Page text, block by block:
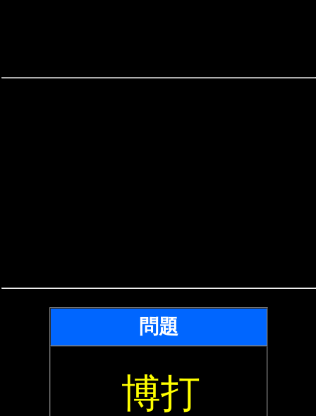
問題
博打